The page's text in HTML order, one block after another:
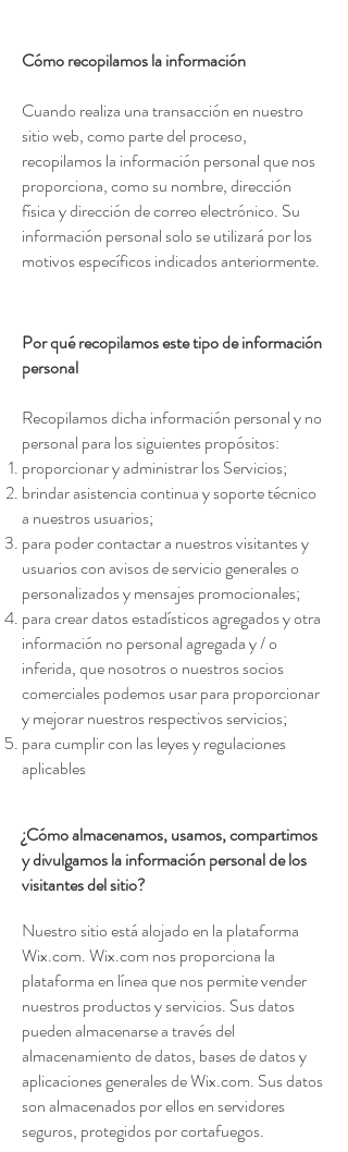
Cómo recopilamos la información
Cuando realiza una transacción en nuestro
sitio web, como parte del proceso,
recopilamos la información personal que nos
proporciona, como su nombre, dirección
física y dirección de correo electrónico. Su
información personal solo se utilizará por los
motivos específicos indicados anteriormente.
Por qué recopilamos este tipo de información
personal
Recopilamos dicha información personal y no
personal para los siguientes propósitos:
proporcionar y administrar los Servicios;
brindar asistencia continua y soporte técnico
a nuestros usuarios;
para poder contactar a nuestros visitantes y
usuarios con avisos de servicio generales o
personalizados y mensajes promocionales;
para crear datos estadísticos agregados y otra
información no personal agregada y / o
inferida, que nosotros o nuestros socios
comerciales podemos usar para proporcionar
y mejorar nuestros respectivos servicios;
para cumplir con las leyes y regulaciones
aplicables
¿Cómo almacenamos, usamos, compartimos
y divulgamos la información personal de los
visitantes del sitio?
Nuestro sitio está alojado en la plataforma
Wix.com. Wix.com nos proporciona la
plataforma en línea que nos permite vender
nuestros productos y servicios. Sus datos
pueden almacenarse a través del
almacenamiento de datos, bases de datos y
aplicaciones generales de Wix.com. Sus datos
son almacenados por ellos en servidores
seguros, protegidos por cortafuegos.